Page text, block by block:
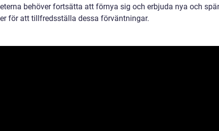
behöver fortsätta att förnya sig och erbjuda nya och
för att tillfredsställa dessa förväntningar.